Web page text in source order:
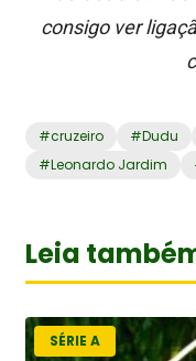
consigo ver
#cruzeiro #Dudu
#Leonardo Jardim
Leia
SÉRIE A